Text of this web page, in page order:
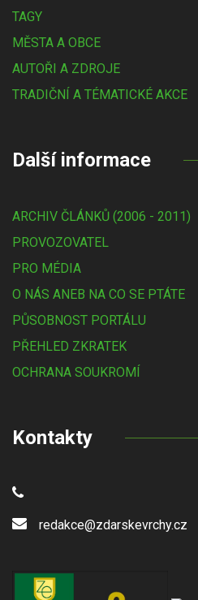
TAGY
MĚSTA A OBCE
AUTOŘI A ZDROJE
TRADIČNÍ A TÉMATICKÉ AKCE
Další informace
ARCHIV ČLÁNKŮ (2006 - 2011)
PROVOZOVATEL
PRO MÉDIA
O NÁS ANEB NA CO SE PTÁTE
PŮSOBNOST PORTÁLU
PŘEHLED ZKRATEK
OCHRANA SOUKROMÍ
Kontakty
redakce@zdarskevrchy.cz